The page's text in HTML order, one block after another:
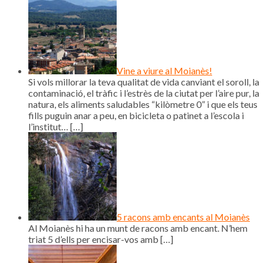
Vine a viure al Moianès!
Si vols millorar la teva qualitat de vida canviant el soroll, la
contaminació, el tràfic i l’estrès de la ciutat per l’aire pur, la
natura, els aliments saludables “kilòmetre 0” i que els teus
fills puguin anar a peu, en bicicleta o patinet a l’escola i
l’institut… […]
5 racons amb encants al Moianès
Al Moianès hi ha un munt de racons amb encant. N’hem
triat 5 d’ells per encisar-vos amb […]